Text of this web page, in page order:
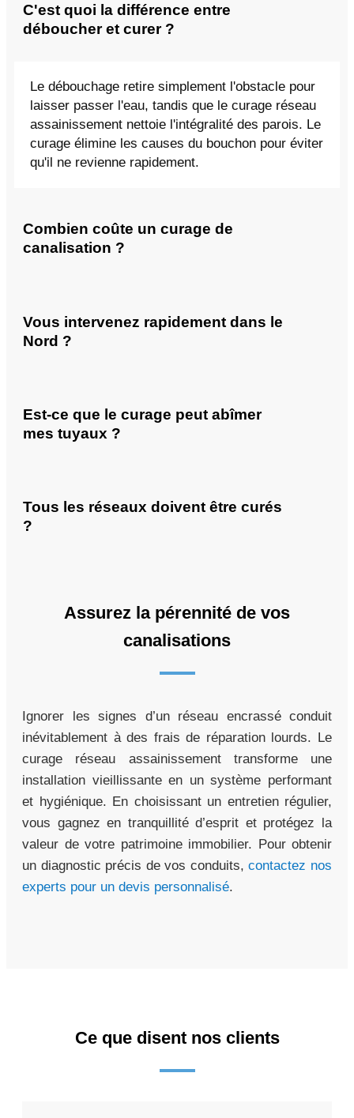
C'est quoi la différence entre
déboucher et curer ?
Le débouchage retire simplement l'obstacle pour
laisser passer l'eau, tandis que le curage réseau
assainissement nettoie l'intégralité des parois. Le
curage élimine les causes du bouchon pour éviter
qu'il ne revienne rapidement.
Combien coûte un curage de
canalisation ?
Vous intervenez rapidement dans le
Nord ?
Est-ce que le curage peut abîmer
mes tuyaux ?
Tous les réseaux doivent être curés
?
Assurez la pérennité de vos
canalisations
Ignorer les signes d’un réseau encrassé conduit
inévitablement à des frais de réparation lourds. Le
curage réseau assainissement transforme une
installation vieillissante en un système performant
et hygiénique. En choisissant un entretien régulier,
vous gagnez en tranquillité d’esprit et protégez la
valeur de votre patrimoine immobilier. Pour obtenir
un diagnostic précis de vos conduits,contactez nos
experts pour un devis personnalisé.
Ce que disent nos clients